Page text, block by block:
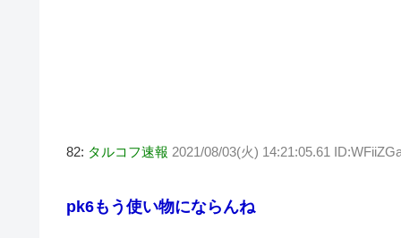
82: タルコフ速報 2021/08/03(火) 14:21:05.61
pk6もう使い物にならんね